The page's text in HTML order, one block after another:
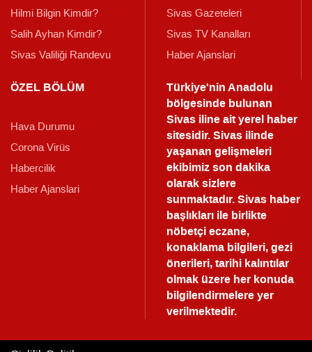
Hilmi Bilgin Kimdir?
Salih Ayhan Kimdir?
Sivas Valiliği Randevu
Sivas Gazeteleri
Sivas TV Kanalları
Haber Ajanslari
ÖZEL BÖLÜM
Hava Durumu
Corona Virüs
Habercilik
Haber Ajanslari
Türkiye'nin Anadolu
bölgesinde bulunan
Sivas iline ait yerel haber
sitesidir. Sivas ilinde
yaşanan gelişmeleri
ekibimiz son dakika
olarak sizlere
sunmaktadır.Sivas haber
başlıkları ile birlikte
nöbetçi eczane,
konaklama bilgileri, gezi
önerileri, tarihi kalıntılar
olmak üzere her konuda
bilgilendirmelere yer
verilmektedir.